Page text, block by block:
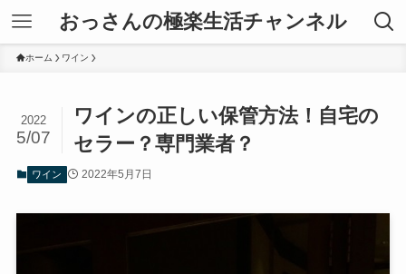
おっさんの極楽生活チャンネル
ホーム ワイン
ワインの正しい保管方法！自宅の
セラー？専門業者？
2022
5/07
ワイン 2022年5月7日